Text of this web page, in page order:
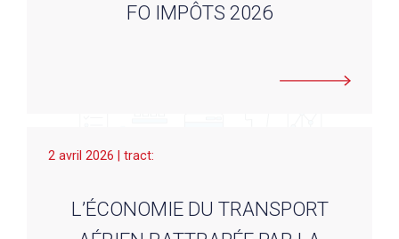
FO IMPÔTS 2026
2 avril 2026 | tract:
L’ÉCONOMIE DU TRANSPORT